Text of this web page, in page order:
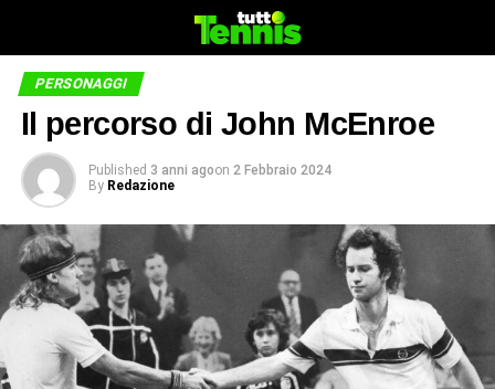
PERSONAGGI
Il percorso di John McEnroe
Published 3 anni agoon 2 Febbraio 2024
By Redazione